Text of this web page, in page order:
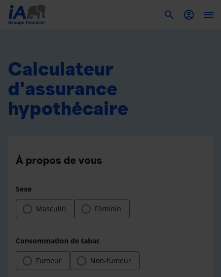
Calculateur
d'assurance
hypothécaire
À propos de vous
Sexe
Masculin Féminin
Consommation de tabac
Fumeur Non-fumeur